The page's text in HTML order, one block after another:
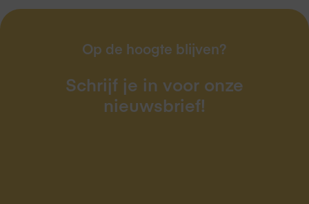
Op de hoogte blijven?
Schrijf je in voor onze
nieuwsbrief!